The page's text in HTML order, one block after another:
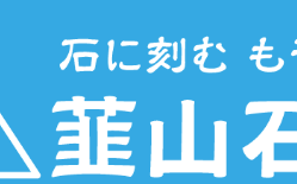
‹